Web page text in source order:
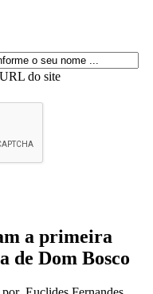
URL do site
a primeira
de Dom Bosco